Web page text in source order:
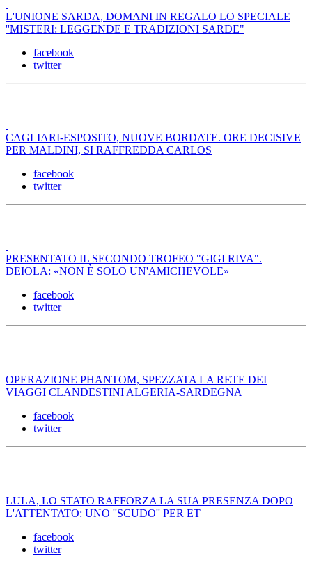
L'UNIONE SARDA, DOMANI IN REGALO LO SPECIALE
''MISTERI: LEGGENDE E TRADIZIONI SARDE"
facebook
twitter
CAGLIARI-ESPOSITO, NUOVE BORDATE. ORE DECISIVE
PER MALDINI, SI RAFFREDDA CARLOS
facebook
twitter
PRESENTATO IL SECONDO TROFEO "GIGI RIVA".
DEIOLA: «NON È SOLO UN'AMICHEVOLE»
facebook
twitter
OPERAZIONE PHANTOM, SPEZZATA LA RETE DEI
VIAGGI CLANDESTINI ALGERIA-SARDEGNA
facebook
twitter
LULA, LO STATO RAFFORZA LA SUA PRESENZA DOPO
L'ATTENTATO: UNO ''SCUDO'' PER ET
facebook
twitter